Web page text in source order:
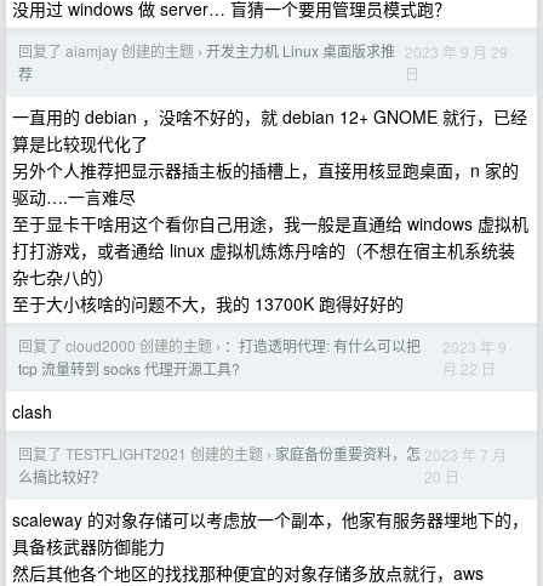
没用过 windows 做 server… 盲猜一个要用管理员模式跑？
回复了 aiamjay 创建的主题 › 开发主力机 Linux 桌面版求推
荐
2023 年 9 月 29
日
一直用的 debian ，没啥不好的，就 debian 12+ GNOME 就行，已经
算是比较现代化了
另外个人推荐把显示器插主板的插槽上，直接用核显跑桌面，n 家的
驱动….一言难尽
至于显卡干啥用这个看你自己用途，我一般是直通给 windows 虚拟机
打打游戏，或者通给 linux 虚拟机炼炼丹啥的（不想在宿主机系统装
杂七杂八的）
至于大小核啥的问题不大，我的 13700K 跑得好好的
回复了 cloud2000 创建的主题 › ：打造透明代理: 有什么可以把
tcp 流量转到 socks 代理开源工具?
2023 年 9
月 22 日
clash
回复了 TESTFLIGHT2021 创建的主题 › 家庭备份重要资料，怎
么搞比较好？
2023 年 7 月
20 日
scaleway 的对象存储可以考虑放一个副本，他家有服务器埋地下的，
具备核武器防御能力
然后其他各个地区的找找那种便宜的对象存储多放点就行，aws